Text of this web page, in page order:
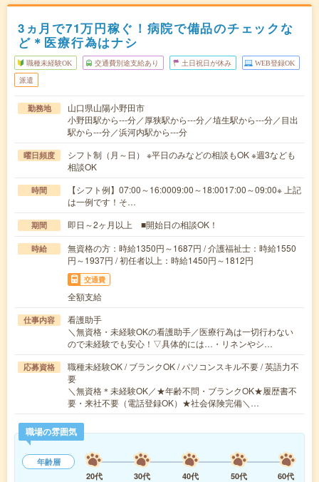
3ヵ月で71万円稼ぐ！病院で備品のチェックな
ど＊医療行為はナシ
職種未経験OK 交通費別途支給あり 土日祝日が休み WEB登録OK
派遣
勤務地
山口県山陽小野田市
小野田駅から---分／厚狭駅から---分／埴生駅から---分／目出
駅から---分／浜河内駅から---分
曜日頻度
シフト制（月～日） ※平日のみなどの相談もOK ※週3なども
相談OK
時間
【シフト例】07:00～16:0009:00～18:0017:00～09:00※ 上記
は一例です！そ…
期間 即日～2ヶ月以上 ■開始日の相談OK！
時給
無資格の方：時給1350円～1687円 / 介護福祉士：時給1550
円～1937円 / 初任者以上：時給1450円～1812円
交通費
全額支給
仕事内容
看護助手
＼無資格・未経験OKの看護助手／医療行為は一切行わない
ので未経験でも安心！▽具体的には…・リネンやシ…
応募資格
職種未経験OK / ブランクOK / パソコンスキル不要 / 英語力不
要
＼無資格＊未経験OK／★年齢不問・ブランクOK★履歴書不
要・来社不要（電話登録OK）★社会保険完備＼…
職場の雰囲気
年齢層
20代
30代 40代 50代
60代